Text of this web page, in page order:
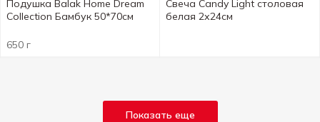
Подушка Balak Home Dream
Collection Бамбук 50*70см
650 г
Свеча Candy Light столовая
белая 2х24см
Показать еще